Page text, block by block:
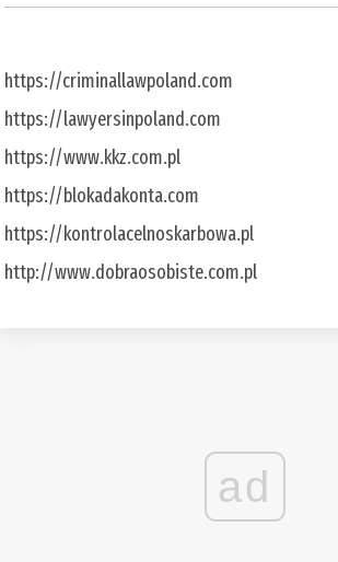
https://criminallawpoland.com
https://lawyersinpoland.com
https://www.kkz.com.pl
https://blokadakonta.com
https://kontrolacelnoskarbowa.pl
http://www.dobraosobiste.com.pl
ad